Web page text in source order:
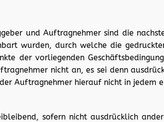
und Auftragnehmer sind die
wurden, durch welche die
der vorliegenden
nicht an, es sei denn
Auftragnehmer hierauf nicht in jedem
sofern nicht ausdrücklich